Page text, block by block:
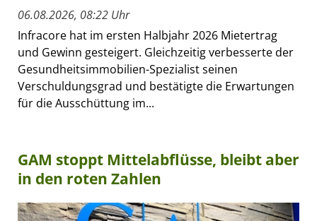
06.08.2026, 08:22 Uhr
Infracore hat im ersten Halbjahr 2026 Mietertrag
und Gewinn gesteigert. Gleichzeitig verbesserte der
Gesundheitsimmobilien-Spezialist seinen
Verschuldungsgrad und bestätigte die Erwartungen
für die Ausschüttung im...
GAM stoppt Mittelabflüsse, bleibt aber
in den roten Zahlen